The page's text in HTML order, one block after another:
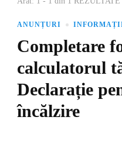
ANUNȚURI
Completare
calculatorul
Declarație
încălzire